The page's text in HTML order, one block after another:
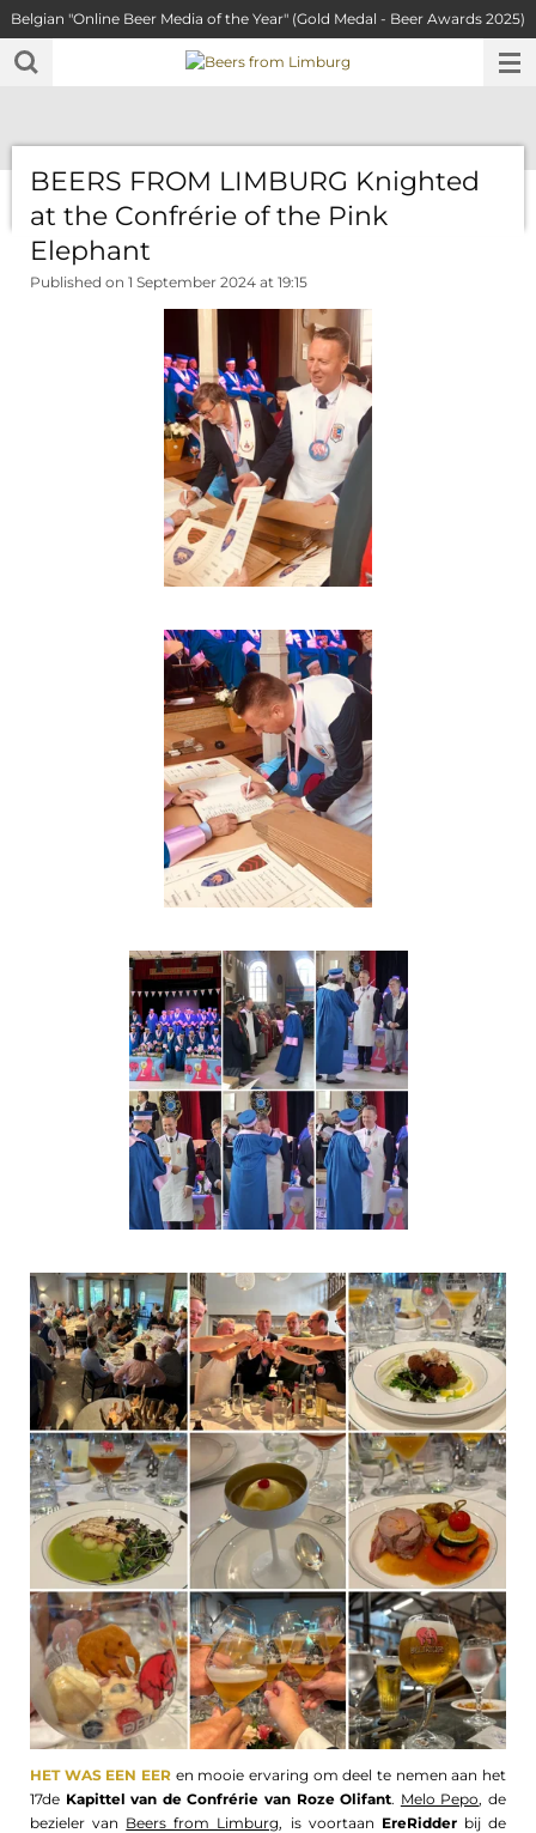
Skip
to
main
Belgian "Online Beer Media of the Year" (Gold Medal - Beer Awards 2025)
BEERS FROM LIMBURG Knighted
at the Confrérie of the Pink
Elephant
Published on 1 September 2024 at 19:15
HET WAS EEN EER en mooie ervaring om deel te nemen aan het
17de Kapittel van de Confrérie van Roze Olifant. Melo Pepo, de
bezieler van Beers from Limburg, is voortaan EreRidderbij de